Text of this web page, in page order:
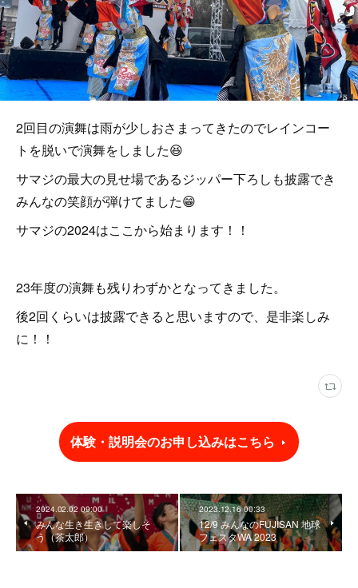
2回目の演舞は雨が少しおさまってきたのでレインコー
トを脱いで演舞をしました😆
サマジの最大の見せ場であるジッパー下ろしも披露でき
みんなの笑顔が弾けてました😁
サマジの2024はここから始まります！！
23年度の演舞も残りわずかとなってきました。
後2回くらいは披露できると思いますので、是非楽しみ
に！！
体験・説明会のお申し込みはこちら
2024.02.02 09:00
みんな生き生きして楽しそ
う（茶太郎）
2023.12.16 00:33
12/9 みんなのFUJISAN 地球
フェスタWA 2023